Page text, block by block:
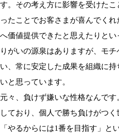
す。その考え方に影響を受けた
ったことでお客さまが喜んでく
へ価値提供できたと思えたりと
りがいの源泉はありますが、モ
い、常に安定した成果を組織に
いと思っています。
元々、負けず嫌いな性格なんで
しており、個人で勝ち負けがつく
「やるからには1番を目指す」と